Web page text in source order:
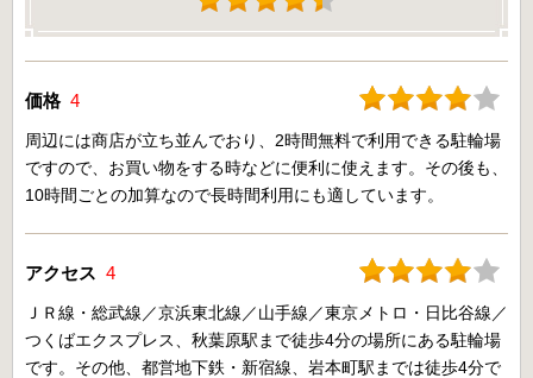
価格 4
周辺には商店が立ち並んでおり、2時間無料で利用できる駐輪場
ですので、お買い物をする時などに便利に使えます。その後も、
10時間ごとの加算なので長時間利用にも適しています。
アクセス 4
ＪＲ線・総武線／京浜東北線／山手線／東京メトロ・日比谷線／
つくばエクスプレス、秋葉原駅まで徒歩4分の場所にある駐輪場
です。その他、都営地下鉄・新宿線、岩本町駅までは徒歩4分で